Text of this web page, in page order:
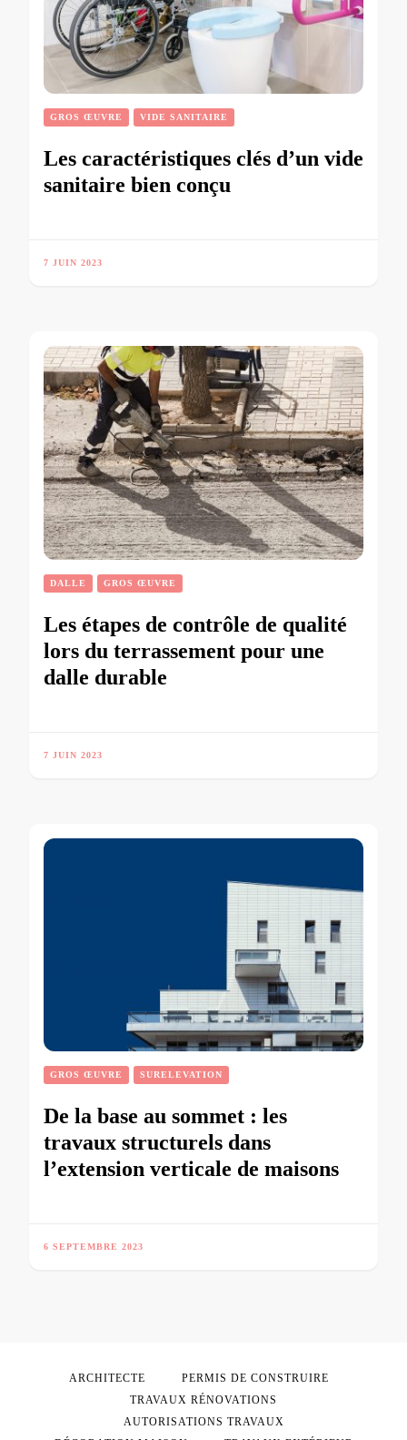
GROS ŒUVRE VIDE SANITAIRE
Les caractéristiques clés d’un vide
sanitaire bien conçu
7 JUIN 2023
DALLE GROS ŒUVRE
Les étapes de contrôle de qualité
lors du terrassement pour une
dalle durable
7 JUIN 2023
GROS ŒUVRE SURELEVATION
De la base au sommet : les
travaux structurels dans
l’extension verticale de maisons
6 SEPTEMBRE 2023
ARCHITECTE
PERMIS DE CONSTRUIRE
TRAVAUX RÉNOVATIONS
AUTORISATIONS TRAVAUX